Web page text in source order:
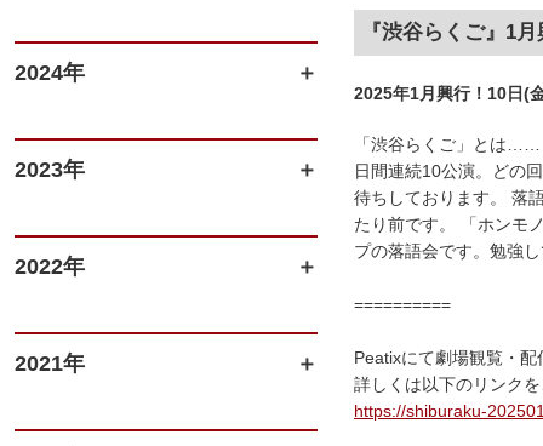
2024年
2023年
2022年
2021年
『渋谷らくご』1
2025年1月興行！10日(
「渋谷らくご」とは
日間連続10公演。どの
待ちしております。 落
たり前です。 「ホンモ
プの落語会です。勉強
==========
Peatixにて劇場観覧・
詳しくは以下のリンク
https://shiburaku-